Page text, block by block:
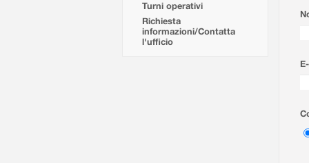
Turni operativi
Richiesta
informazioni/Contatta
l'ufficio